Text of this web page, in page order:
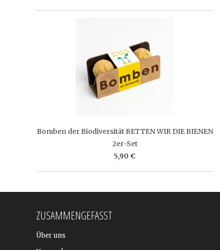
Bomben der Biodiversität RETTEN WIR DIE BIENEN
2er-Set
5,90 €
ZUSAMMENGEFASST
Über uns